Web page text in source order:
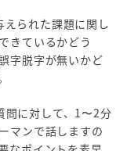
られた課題に関し
きているかどう
字脱字が無いかど
に対して、1〜2分
マンで話しますの